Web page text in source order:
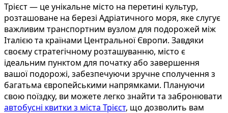
Трієст — це унікальне місто на перетині культур,
розташоване на березі Адріатичного моря, яке слугує
важливим транспортним вузлом для подорожей між
Італією та країнами Центральної Європи. Завдяки
своєму стратегічному розташуванню, місто є
ідеальним пунктом для початку або завершення
вашої подорожі, забезпечуючи зручне сполучення з
багатьма європейськими напрямками. Плануючи
свою поїздку, ви можете легко знайти та забронювати
автобусні квитки з міста Трієст, що дозволить вам